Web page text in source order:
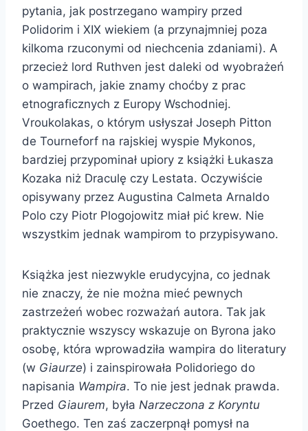
pytania, jak postrzegano wampiry przed
Polidorim i XIX wiekiem (a przynajmniej poza
kilkoma rzuconymi od niechcenia zdaniami). A
przecież lord Ruthven jest daleki od wyobrażeń
o wampirach, jakie znamy choćby z prac
etnograficznych z Europy Wschodniej.
Vroukolakas, o którym usłyszał Joseph Pitton
de Tourneforf na rajskiej wyspie Mykonos,
bardziej przypominał upiory z książki Łukasza
Kozaka niż Draculę czy Lestata. Oczywiście
opisywany przez Augustina Calmeta Arnaldo
Polo czy Piotr Plogojowitz miał pić krew. Nie
wszystkim jednak wampirom to przypisywano.
Książka jest niezwykle erudycyjna, co jednak
nie znaczy, że nie można mieć pewnych
zastrzeżeń wobec rozważań autora. Tak jak
praktycznie wszyscy wskazuje on Byrona jako
osobę, która wprowadziła wampira do literatury
(w Giaurze) i zainspirowała Polidoriego do
napisania Wampira. To nie jest jednak prawda.
Przed Giaurem, była Narzeczona z Koryntu
Goethego. Ten zaś zaczerpnął pomysł na